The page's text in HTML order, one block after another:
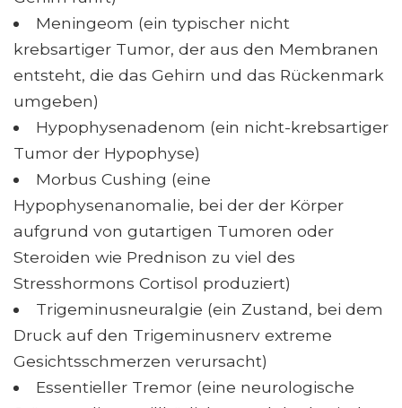
Meningeom (ein typischer nicht
krebsartiger Tumor, der aus den Membranen
entsteht, die das Gehirn und das Rückenmark
umgeben)
Hypophysenadenom (ein nicht-krebsartiger
Tumor der Hypophyse)
Morbus Cushing (eine
Hypophysenanomalie, bei der der Körper
aufgrund von gutartigen Tumoren oder
Steroiden wie Prednison zu viel des
Stresshormons Cortisol produziert)
Trigeminusneuralgie (ein Zustand, bei dem
Druck auf den Trigeminusnerv extreme
Gesichtsschmerzen verursacht)
Essentieller Tremor (eine neurologische